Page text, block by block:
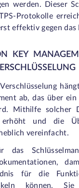
werden. Dieser
Protokolle
effektiv gegen das
KEY
ab, das über
Mithilfe solcher
erhöht und die
vereinfacht.
das
für die
können.